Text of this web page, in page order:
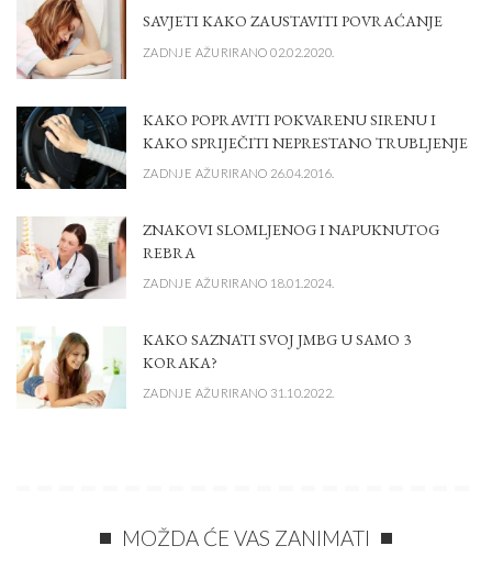
SAVJETI KAKO ZAUSTAVITI POVRAĆANJE
ZADNJE AŽURIRANO 02.02.2020.
KAKO POPRAVITI POKVARENU SIRENU I
KAKO SPRIJEČITI NEPRESTANO TRUBLJENJE
ZADNJE AŽURIRANO 26.04.2016.
ZNAKOVI SLOMLJENOG I NAPUKNUTOG
REBRA
ZADNJE AŽURIRANO 18.01.2024.
KAKO SAZNATI SVOJ JMBG U SAMO 3
KORAKA?
ZADNJE AŽURIRANO 31.10.2022.
MOŽDA ĆE VAS ZANIMATI